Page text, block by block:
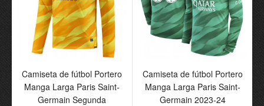
(Camiseta+Pantalón
Corto) Portero Paris
Saint-Germain Primera
Equipación 23-24 - Niño
Camiseta de fútbol Portero
Manga Larga Paris Saint-
Germain Segunda
Camiseta de fútbol Portero
Manga Larga Paris Saint-
Germain 2023-24